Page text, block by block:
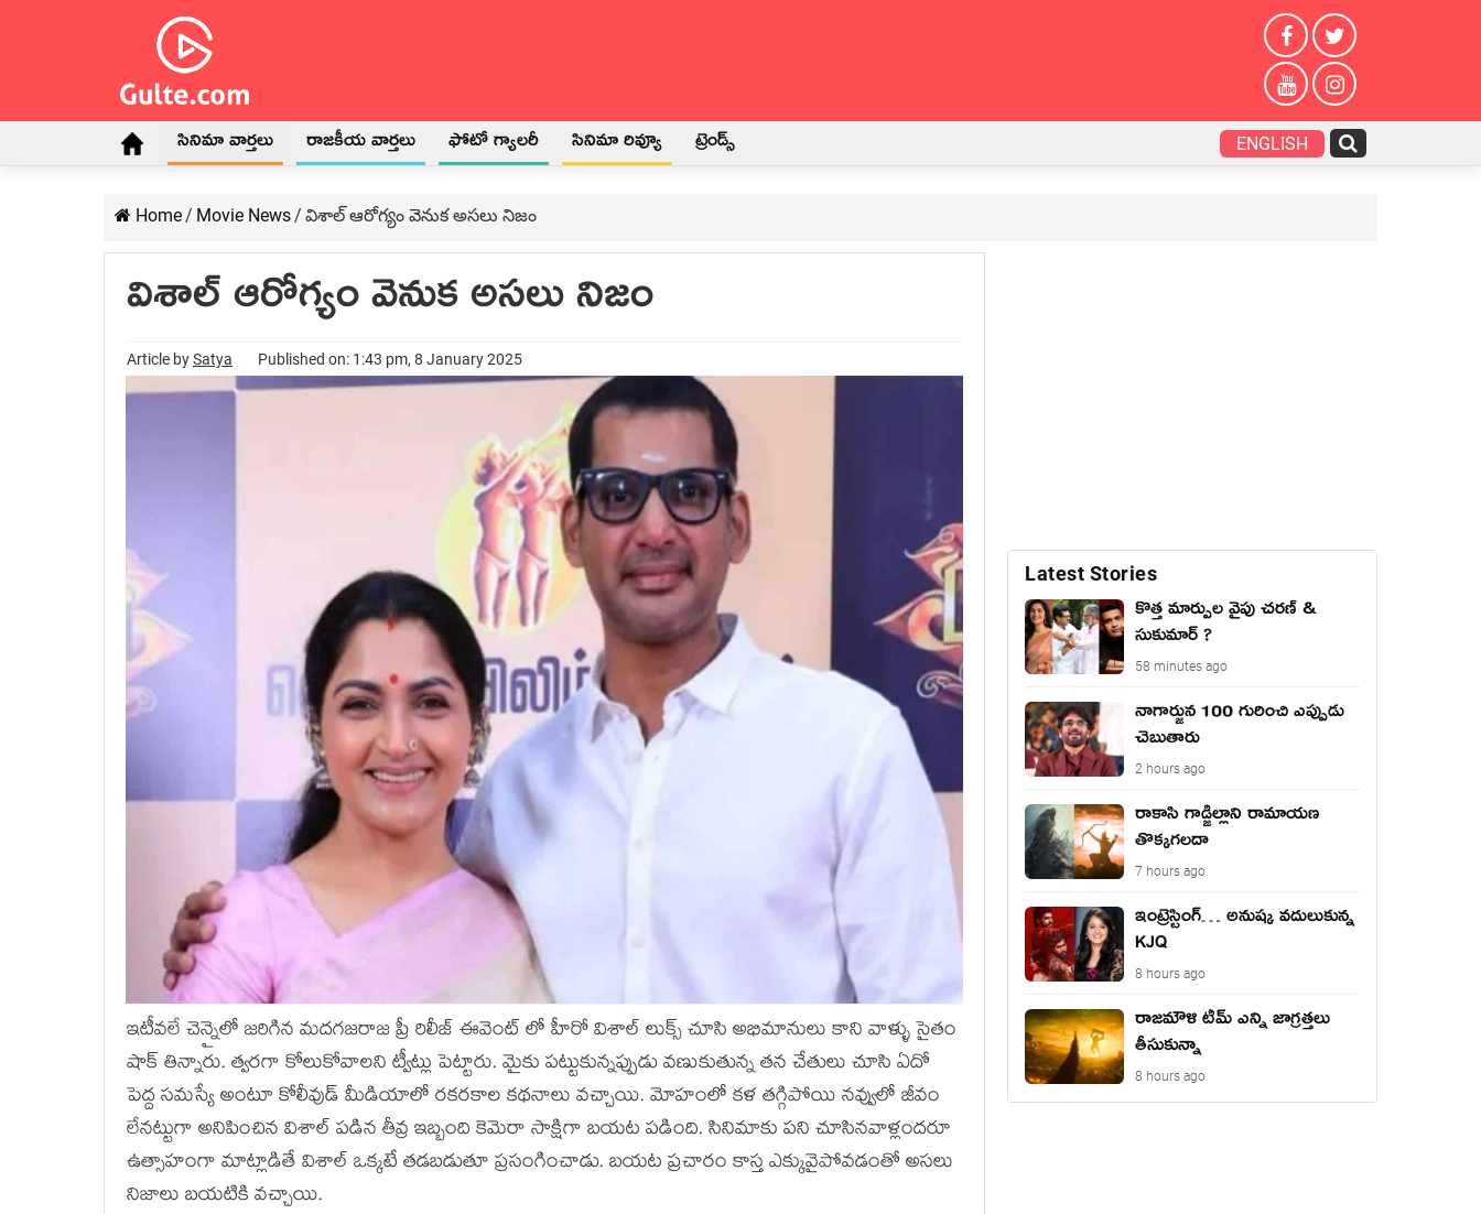
సినిమా వార్తలు రాజకీయ వార్తలు ఫోటో గ్యాలరీ సినిమా రివ్యూ ట్రెండ్స్ ENGLISH
Home/ Movie News/ విశాల్ ఆరోగ్యం వెనుక అసలు నిజం
విశాల్ ఆరోగ్యం వెనుక అసలు నిజం
Article bySatya Published on: 1:43 pm, 8 January 2025
ఇటీవలే చెన్నైలో జరిగిన మదగజరాజ ప్రీ రిలీజ్ ఈవెంట్ లో హీరో విశాల్ లుక్స్ చూసి అభిమానులు కాని వాళ్ళు సైతం
షాక్ తిన్నారు. త్వరగా కోలుకోవాలని ట్వీట్లు పెట్టారు. మైకు పట్టుకున్నప్పుడు వణుకుతున్న తన చేతులు చూసి ఏదో
పెద్ద సమస్యే అంటూ కోలీవుడ్ మీడియాలో రకరకాల కథనాలు వచ్చాయి. మోహంలో కళ తగ్గిపోయి నవ్వులో జీవం
లేనట్టుగా అనిపించిన విశాల్ పడిన తీవ్ర ఇబ్బంది కెమెరా సాక్షిగా బయట పడింది. సినిమాకు పని చూసినవాళ్లందరూ
ఉత్సాహంగా మాట్లాడితే విశాల్ ఒక్కటే తడబడుతూ ప్రసంగించాడు. బయట ప్రచారం కాస్త ఎక్కువైపోవడంతో అసలు
నిజాలు బయటికి వచ్చాయి.
Latest Stories
కొత్త మార్పుల వైపు చరణ్ &
సుకుమార్ ?
58 minutes ago
నాగార్జున 100 గురించి ఎప్పుడు
చెబుతారు
2 hours ago
రాకాసి గాడ్జిల్లాని రామాయణ
తొక్కగలదా
7 hours ago
ఇంట్రెస్టింగ్… అనుష్క వదులుకున్న
KJQ
8 hours ago
రాజమౌళి టీమ్ ఎన్ని జాగ్రత్తలు
తీసుకున్నా
8 hours ago